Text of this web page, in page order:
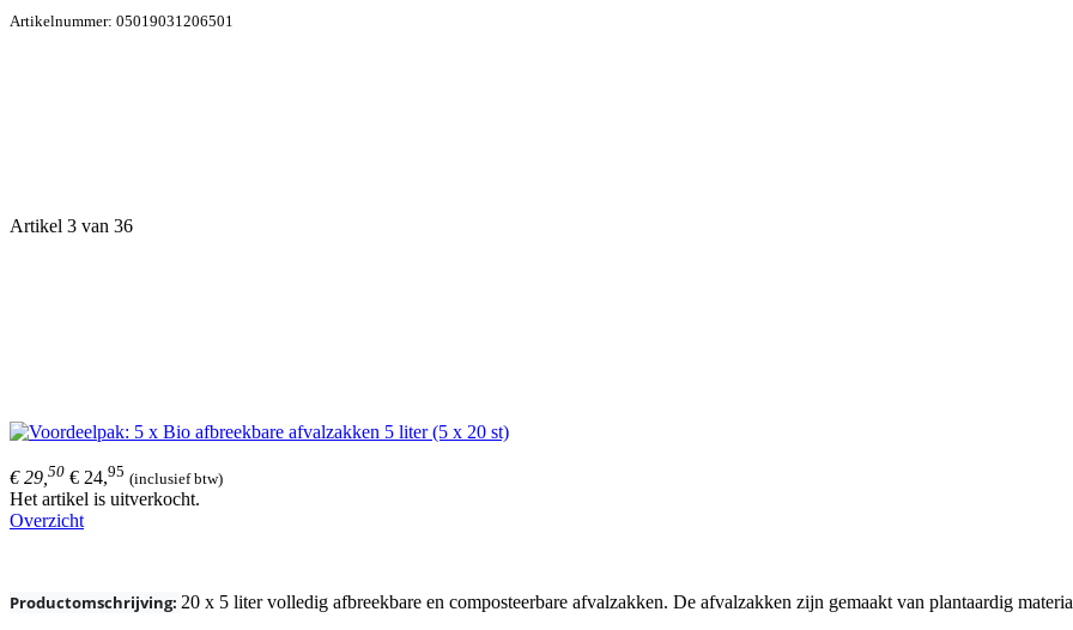
Artikelnummer: 05019031206501
Artikel 3 van 36
€ 29, 50 € 24,95 (inclusief btw)
Het artikel is uitverkocht.
Overzicht
Productomschrijving: 20 x 5 liter volledig afbreekbare en composteerbare afvalzakken. De afvalzakken zijn gemaakt van plantaardig